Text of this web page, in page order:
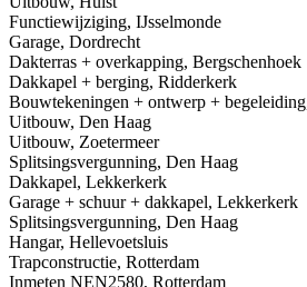
Functiewijziging, IJsselmonde
Garage, Dordrecht
Dakterras + overkapping, Bergschenhoek
Dakkapel + berging, Ridderkerk
Bouwtekeningen + ontwerp +
Uitbouw, Den Haag
Uitbouw, Zoetermeer
Splitsingsvergunning, Den Haag
Dakkapel, Lekkerkerk
Garage + schuur + dakkapel, Lekkerkerk
Splitsingsvergunning, Den Haag
Hangar, Hellevoetsluis
Trapconstructie, Rotterdam
Inmeten NEN2580, Rotterdam